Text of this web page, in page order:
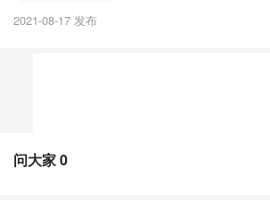
2021-08-17 发布
问大家0